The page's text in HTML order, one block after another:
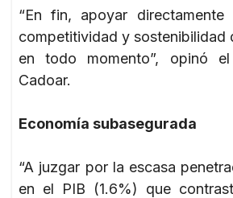
“En fin, apoyar directamente
competitividad y sostenibilidad
en todo momento”, opinó
Cadoar.
Economía subasegurada
“A juzgar por la escasa
en el PIB (1.6%) que